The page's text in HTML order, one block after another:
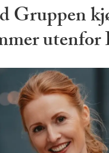
Gruppen
utenfor